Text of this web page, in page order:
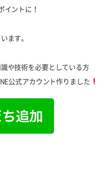
イントに！
ます。
や技術を必要としている方
公式アカウント作りました